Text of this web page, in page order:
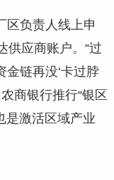
区负责人线上申
供应商账户。“过
链再没‘卡过脖
商银行推行“银区
是激活区域产业